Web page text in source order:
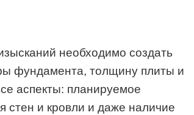
необходимо создать
фундамента, толщину плиты и
аспекты: планируемое
стен и кровли и даже наличие